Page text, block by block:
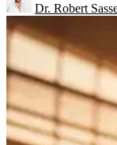
Dr. Robert